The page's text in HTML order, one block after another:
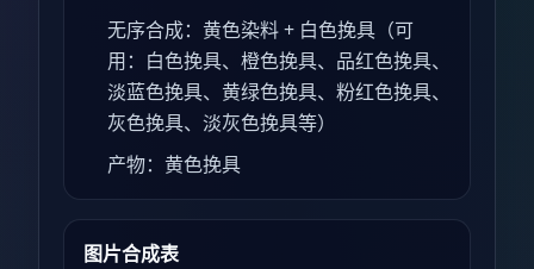
无序合成：黄色染料 + 白色挽具（可
用：白色挽具、橙色挽具、品红色挽具、
淡蓝色挽具、黄绿色挽具、粉红色挽具、
灰色挽具、淡灰色挽具等）
产物：黄色挽具
图片合成表